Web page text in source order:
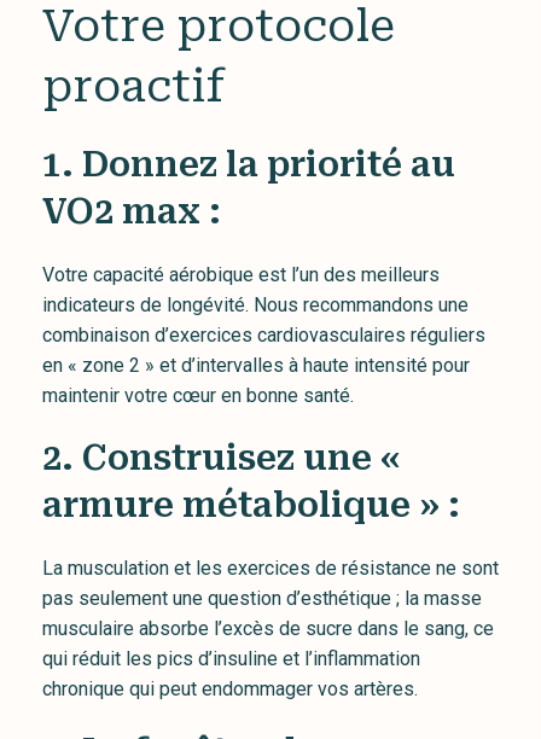
Votre protocole
proactif
1. Donnez la priorité au
VO2 max :
Votre capacité aérobique est l’un des meilleurs
indicateurs de longévité. Nous recommandons une
combinaison d’exercices cardiovasculaires réguliers
en « zone 2 » et d’intervalles à haute intensité pour
maintenir votre cœur en bonne santé.
2. Construisez une «
armure métabolique » :
La musculation et les exercices de résistance ne sont
pas seulement une question d’esthétique ; la masse
musculaire absorbe l’excès de sucre dans le sang, ce
qui réduit les pics d’insuline et l’inflammation
chronique qui peut endommager vos artères.